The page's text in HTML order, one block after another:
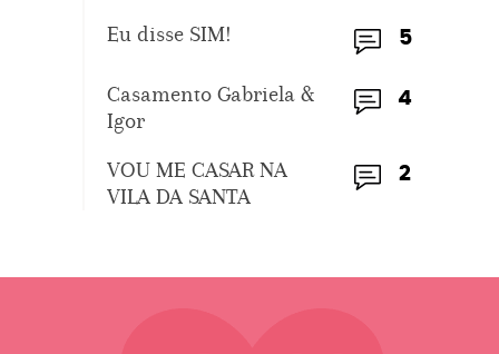
5
Eu disse SIM!
4
Casamento Gabriela &
Igor
2
VOU ME CASAR NA
VILA DA SANTA